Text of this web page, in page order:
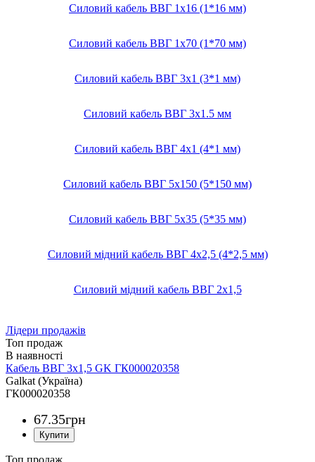
Силовий кабель ВВГ 1х16 (1*16 мм)
Силовий кабель ВВГ 1х70 (1*70 мм)
Силовий кабель ВВГ 3х1 (3*1 мм)
Силовий кабель ВВГ 3х1.5 мм
Силовий кабель ВВГ 4х1 (4*1 мм)
Силовий кабель ВВГ 5х150 (5*150 мм)
Силовий кабель ВВГ 5х35 (5*35 мм)
Силовий мідний кабель ВВГ 4х2,5 (4*2,5 мм)
Силовий мідний кабель ВВГ 2х1,5
Лідери продажів
Топ продаж
Кабель ВВГ 3х1,5 GK ГК000020358
Galkat (Україна)
ГК000020358
67.35грн
Топ продаж